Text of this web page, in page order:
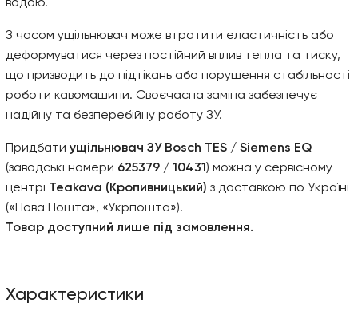
водою.
З часом ущільнювач може втратити еластичність або
деформуватися через постійний вплив тепла та тиску,
що призводить до підтікань або порушення стабільності
роботи кавомашини. Своєчасна заміна забезпечує
надійну та безперебійну роботу ЗУ.
Придбати ущільнювач ЗУ Bosch TES / Siemens EQ
(заводські номери 625379 / 10431 ) можна у сервісному
центрі Teakava (Кропивницький) з доставкою по Україні
(«Нова Пошта», «Укрпошта»).
Товар доступний лише під замовлення.
Характеристики